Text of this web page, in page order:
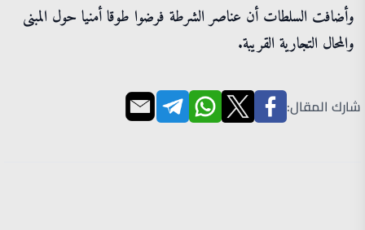
وأضافت السلطات أن عناصر الشرطة فرضوا طوقا أمنيا حول المبنى
والمحال التجارية القريبة.
شارك المقال: